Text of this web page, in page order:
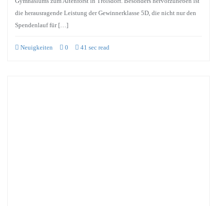
die herausragende Leistung der Gewinnerklasse 5D, die nicht nur den
Spendenlauf für […]
Neuigkeiten 0 41 sec read